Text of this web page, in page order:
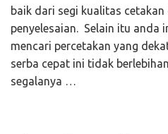
baik dari segi kualitas
penyelesaian. Selain itu anda
mencari percetakan yang
serba cepat ini tidak
segalanya …